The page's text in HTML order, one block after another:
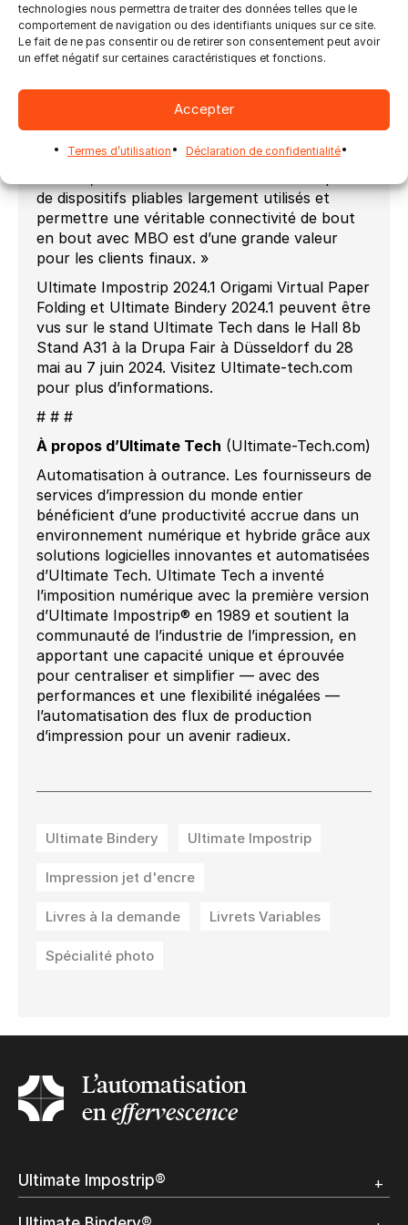
technologies nous permettra de traiter des données telles que le
comportement de navigation ou des identifiants uniques sur ce site.
Le fait de ne pas consentir ou de retirer son consentement peut avoir
un effet négatif sur certaines caractéristiques et fonctions.
Accepter
Termes d’utilisation Déclaration de confidentialité
et directeur général de MBO Postpress
Solutions. « Travailler avec Ultimate Tech est
directement lié à notre mission consistant à
fournir aux clients des solutions éprouvées,
ouvertes et simples pour piloter nos
MBO à nos capacités produit », déclare Julie
de dispositifs pliables largement utilisés et
permettre une véritable connectivité de bout
en bout avec MBO est d’une grande valeur
pour les clients finaux. »
Ultimate Impostrip 2024.1 Origami Virtual Paper
Folding et Ultimate Bindery 2024.1 peuvent être
vus sur le stand Ultimate Tech dans le Hall 8b
Stand A31 à la Drupa Fair à Düsseldorf du 28
mai au 7 juin 2024. Visitez Ultimate-tech.com
pour plus d’informations.
# # #
À propos d’Ultimate Tech (Ultimate-Tech.com)
Automatisation à outrance. Les fournisseurs de
services d’impression du monde entier
bénéficient d’une productivité accrue dans un
environnement numérique et hybride grâce aux
solutions logicielles innovantes et automatisées
d’Ultimate Tech. Ultimate Tech a inventé
l’imposition numérique avec la première version
d’Ultimate Impostrip® en 1989 et soutient la
communauté de l’industrie de l’impression, en
apportant une capacité unique et éprouvée
pour centraliser et simplifier — avec des
performances et une flexibilité inégalées —
l’automatisation des flux de production
d’impression pour un avenir radieux.
Ultimate Bindery Ultimate Impostrip
Impression jet d'encre
Livres à la demande Livrets Variables
Spécialité photo
L’automatisation
eneffervescence
Ultimate Impostrip®
Apercu